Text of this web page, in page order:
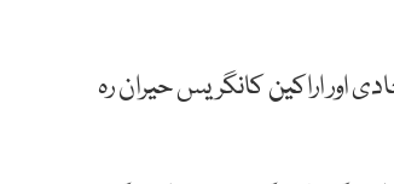
اور اراکین کانگریس حیران رہ